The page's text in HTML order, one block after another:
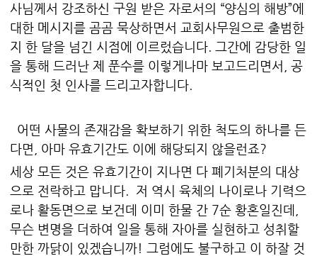
사님께서 강조하신 구원 받은 자로서의 “양심의 해방”에
대한 메시지를 곰곰 묵상하면서 교회사무원으로 출범한
지 한 달을 넘긴 시점에 이르렀습니다. 그간에 감당한 일
을 통해 드러난 제 푼수를 이렇게나마 보고드리면서, 공
식적인 첫 인사를 드리고자합니다.
어떤 사물의 존재감을 확보하기 위한 척도의 하나를 든
다면, 아마 유효기간도 이에 해당되지 않을런죠?
세상 모든 것은 유효기간이 지나면 다 폐기처분의 대상
으로 전락하고 맙니다. 저 역시 육체의 나이로나 기력으
로나 활동면으로 보건데 이미 한물 간 7순 황혼일진데,
무슨 변명을 더하여 일을 통해 자아를 실현하고 성취할
만한 까닭이 있겠습니까! 그럼에도 불구하고 이 하잘 것